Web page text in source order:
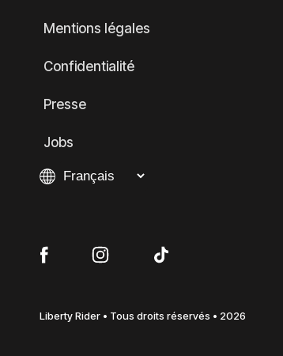
Mentions légales
Confidentialité
Presse
Jobs
Liberty Rider • Tous droits réservés • 2026